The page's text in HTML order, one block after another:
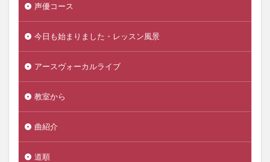
声優コース
今日も始まりました・レッスン風景
アースヴォーカルライブ
教室から
曲紹介
道順